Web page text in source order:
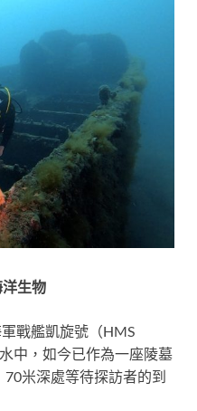
生物
戰艦凱旋號（HMS
中，如今已作為一座陵墓
米深處等待探訪者的到